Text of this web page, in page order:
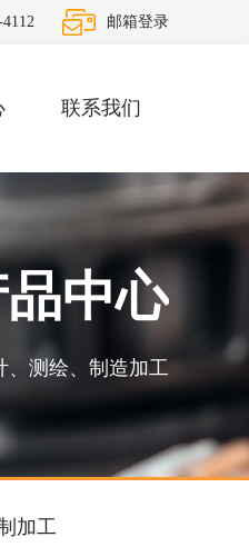
邮箱登录
联系我们
中心
、测绘、制造加工
加工